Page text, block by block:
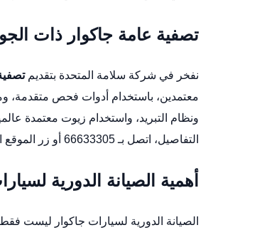
تصفية عامة جاكوار ذات
نفخر في شركة سلامة المتحدة بتقديم
معتمدين، باستخدام أدوات فحص
ونظام التبريد، واستخدام زيوت معتمدة
التفاصيل، اتصل بـ 66633305 أو زر
أهمية الصيانة الدورية
الصيانة الدورية لسيارات جاكوار ليست